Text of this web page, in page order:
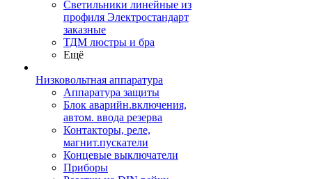
Светильники линейные из
профиля Электростандарт
заказные
ТДМ люстры и бра
Ещё
Низковольтная аппаратура
Аппаратура защиты
Блок аварийн.включения,
автом. ввода резерва
Контакторы, реле,
магнит.пускатели
Концевые выключатели
Приборы